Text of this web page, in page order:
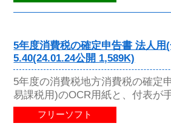
5年度消費税の確定申告書 法人用
5.40(24.01.24公開 1,589K)
5年度の消費税地方消費税の確定
易課税用)のOCR用紙と、付表が
フリーソフト